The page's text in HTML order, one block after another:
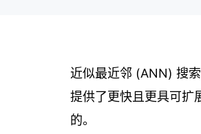
近似最近邻 (ANN) 搜
提供了更快且更具可扩
的。